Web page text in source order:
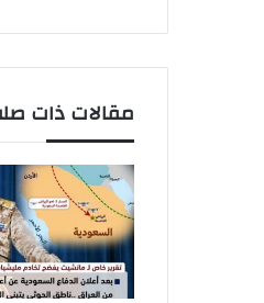
مقالات ذات